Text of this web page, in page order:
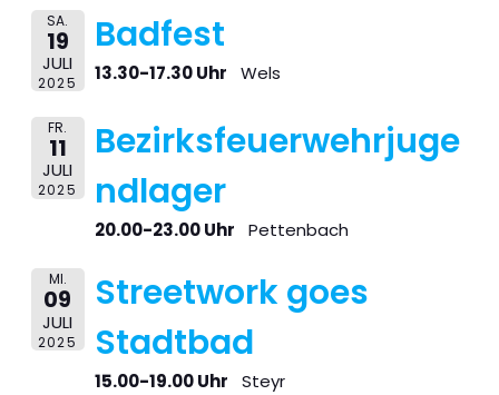
SA.
19
JULI
2025
Badfest
13.30-17.30 Uhr Wels
FR.
11
JULI
2025
Bezirksfeuerwehrjuge
ndlager
20.00-23.00 Uhr Pettenbach
MI.
09
JULI
2025
Streetwork goes
Stadtbad
15.00-19.00 Uhr
Steyr